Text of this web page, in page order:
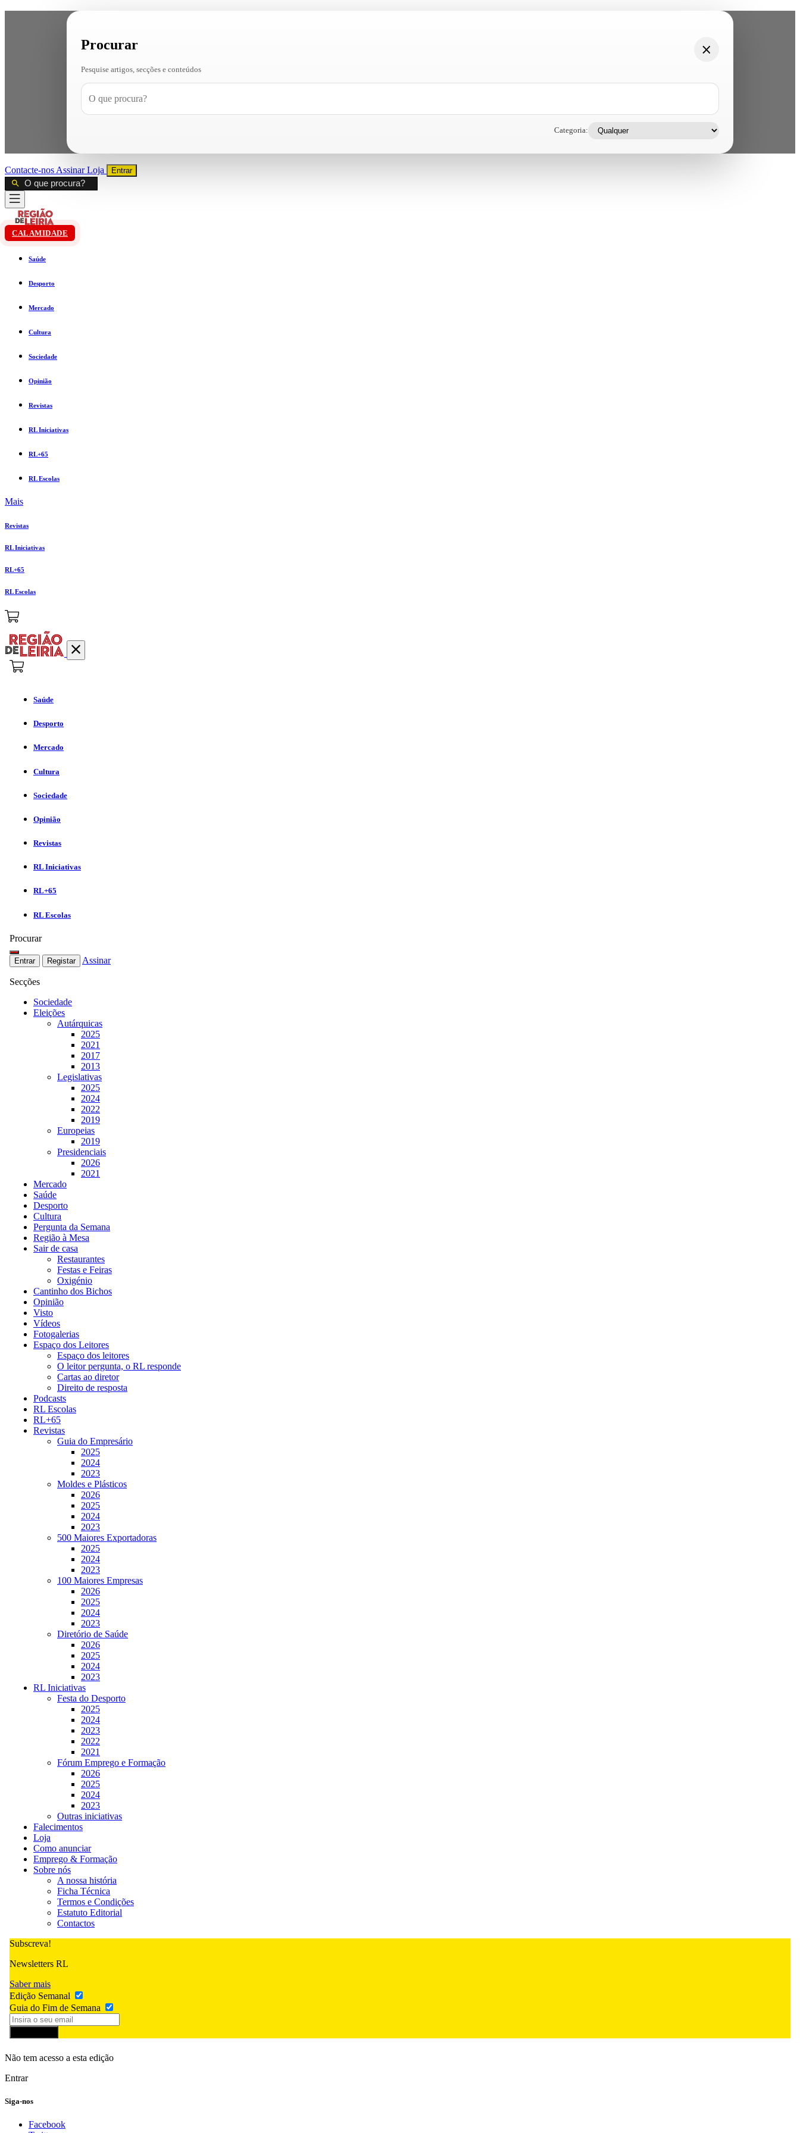
Procurar
Pesquise artigos, secções e conteúdos
Categoria:
Contacte-nos AssinarLoja Entrar
CALAMIDADE
Saúde
Desporto
Mercado
Cultura
Sociedade
Opinião
Revistas
RL Iniciativas
RL+65
RL Escolas
Mais
Revistas
RL Iniciativas
RL+65
RL Escolas
Saúde
Desporto
Mercado
Cultura
Sociedade
Opinião
Revistas
RL Iniciativas
RL+65
RL Escolas
Procurar
Entrar Registar Assinar
Secções
Sociedade
Eleições
Autárquicas
2025
2021
2017
2013
Legislativas
2025
2024
2022
2019
Europeias
2019
Presidenciais
2026
2021
Mercado
Saúde
Desporto
Cultura
Pergunta da Semana
Região à Mesa
Sair de casa
Restaurantes
Festas e Feiras
Oxigénio
Cantinho dos Bichos
Opinião
Visto
Vídeos
Fotogalerias
Espaço dos Leitores
Espaço dos leitores
O leitor pergunta, o RL responde
Cartas ao diretor
Direito de resposta
Podcasts
RL Escolas
RL+65
Revistas
Guia do Empresário
2025
2024
2023
Moldes e Plásticos
2026
2025
2024
2023
500 Maiores Exportadoras
2025
2024
2023
100 Maiores Empresas
2026
2025
2024
2023
Diretório de Saúde
2026
2025
2024
2023
RL Iniciativas
Festa do Desporto
2025
2024
2023
2022
2021
Fórum Emprego e Formação
2026
2025
2024
2023
Outras iniciativas
Falecimentos
Loja
Como anunciar
Emprego & Formação
Sobre nós
A nossa história
Ficha Técnica
Termos e Condições
Estatuto Editorial
Contactos
Subscreva!
Newsletters RL
Saber mais
Edição Semanal
Guia do Fim de Semana
Não tem acesso a esta edição
Entrar
Siga-nos
Facebook